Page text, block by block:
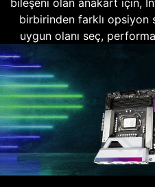
bileşeni olan anakart için,
birbirinden farklı opsiyon
uygun olanı seç,